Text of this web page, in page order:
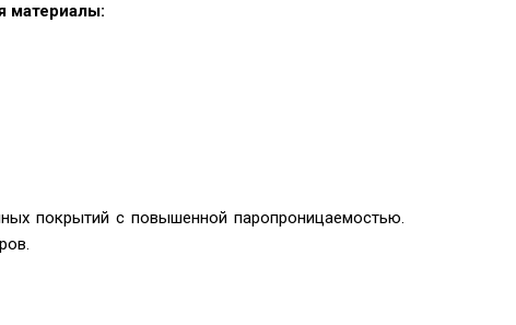
материалы:
покрытий с повышенной паропроницаемостью.